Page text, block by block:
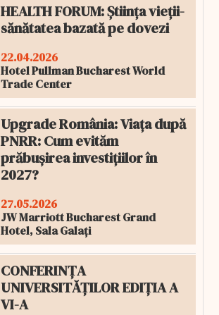
HEALTH FORUM: Știința vieții-
sănătatea bazată pe dovezi
22.04.2026
Hotel Pullman Bucharest World
Trade Center
Upgrade România: Viața după
PNRR: Cum evităm
prăbușirea investițiilor în
2027?
27.05.2026
JW Marriott Bucharest Grand
Hotel, Sala Galați
CONFERINȚA
UNIVERSITĂȚILOR EDIȚIA A
VI-A